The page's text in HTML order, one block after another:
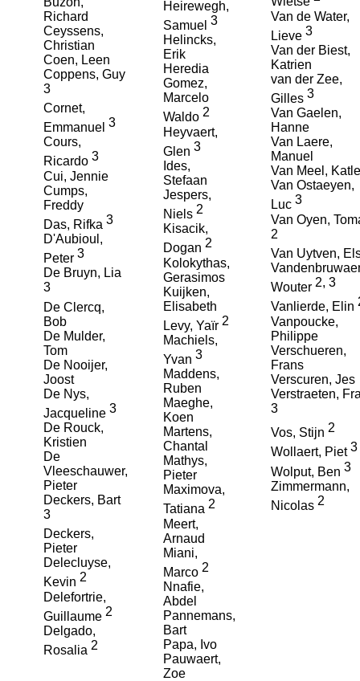
Richard
Ceyssens,
Christian
Coen, Leen
Coppens, Guy
3
Cornet,
Emmanuel 3
Cours,
Ricardo 3
Cui, Jennie
Cumps,
Freddy
Das, Rifka 3
D'Aubioul,
Peter 3
De Bruyn, Lia
3
De Clercq,
Bob
De Mulder,
Tom
De Nooijer,
Joost
De Nys,
Jacqueline 3
De Rouck,
Kristien
De
Vleeschauwer,
Pieter
Deckers, Bart
3
Deckers,
Pieter
Delecluyse,
Kevin 2
Delefortrie,
Guillaume 2
Delgado,
Rosalia 2
Heirewegh,
Samuel 3
Helincks,
Erik
Heredia
Gomez,
Marcelo
Waldo 2
Heyvaert,
Glen 3
Ides,
Stefaan
Jespers,
Niels 2
Kisacik,
Dogan 2
Kolokythas,
Gerasimos
Kuijken,
Elisabeth
Levy, Yaïr 2
Machiels,
Yvan 3
Maddens,
Ruben
Maeghe,
Koen
Martens,
Chantal
Mathys,
Pieter
Maximova,
Tatiana 2
Meert,
Arnaud
Miani,
Marco 2
Nnafie,
Abdel
Pannemans,
Bart
Papa, Ivo
Pauwaert,
Zoe
Van de Water,
Lieve 3
Van der Biest,
Katrien
van der Zee,
Gilles 3
Van Gaelen,
Hanne
Van Laere,
Manuel
Van Meel,
Van Ostaeyen,
Luc 3
Van Oyen,
2
Van Uytven,
Wouter 2, 3
Vanlierde, Elin
Vanpoucke,
Philippe
Verschueren,
Frans
Verscuren, Jes
Verstraeten,
3
Vos, Stijn 2
Wollaert, Piet 3
Wolput, Ben 3
Zimmermann,
Nicolas 2